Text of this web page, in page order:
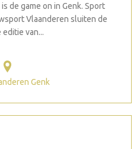
de game on in Genk. Sport
Vlaanderen sluiten de
van...
Genk